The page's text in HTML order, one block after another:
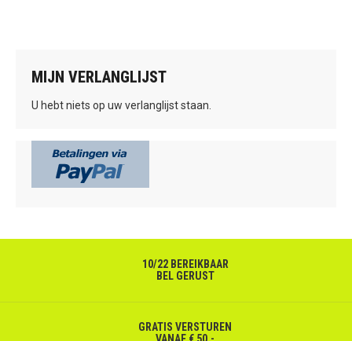
MIJN VERLANGLIJST
U hebt niets op uw verlanglijst staan.
10/22 BEREIKBAAR
BEL GERUST
GRATIS VERSTUREN